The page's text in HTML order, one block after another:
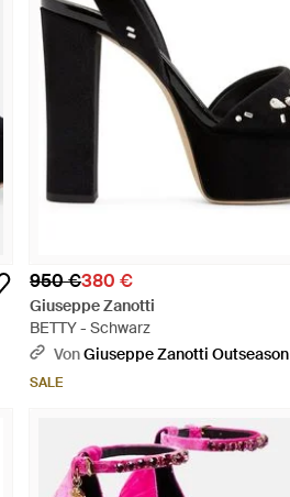
950 €380 €
Giuseppe Zanotti
BETTY - Schwarz
VonGiuseppe Zanotti Outseason
SALE